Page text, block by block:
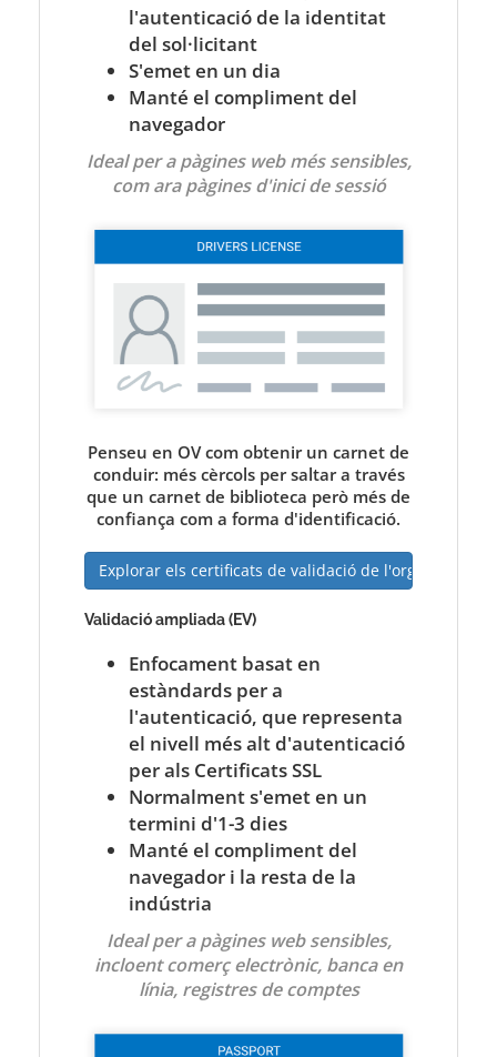
l'autenticació de la identitat
del sol·licitant
S'emet en un dia
Manté el compliment del
navegador
Ideal per a pàgines web més sensibles,
com ara pàgines d'inici de sessió
Penseu en OV com obtenir un carnet de
conduir: més cèrcols per saltar a través
que un carnet de biblioteca però més de
confiança com a forma d'identificació.
Explorar els certificats de validació de l'organització
Validació ampliada (EV)
Enfocament basat en
estàndards per a
l'autenticació, que representa
el nivell més alt d'autenticació
per als Certificats SSL
Normalment s'emet en un
termini d'1-3 dies
Manté el compliment del
navegador i la resta de la
indústria
Ideal per a pàgines web sensibles,
incloent comerç electrònic, banca en
línia, registres de comptes